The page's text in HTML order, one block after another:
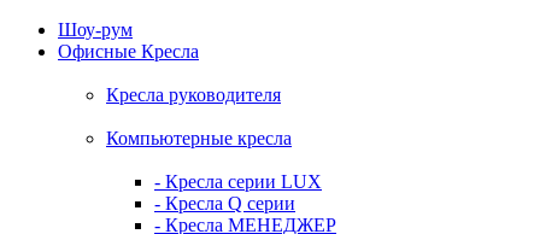
Шоу-рум
Офисные Кресла
Кресла руководителя
Компьютерные кресла
- Кресла серии LUX
- Кресла Q серии
- Кресла МЕНЕДЖЕР